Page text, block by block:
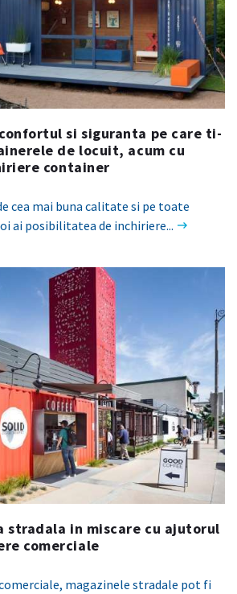
si siguranta pe care ti-
de locuit, acum cu
container
cea mai buna calitate si pe toate
ai posibilitatea de inchiriere...
stradala in miscare cu ajutorul
comerciale
magazinele stradale pot fi